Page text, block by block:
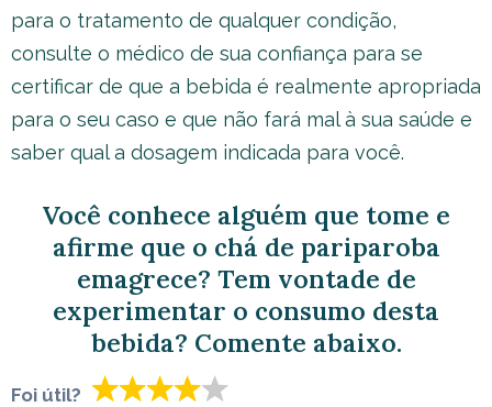
para o tratamento de qualquer condição,
consulte o médico de sua confiança para se
certificar de que a bebida é realmente apropriada
para o seu caso e que não fará mal à sua saúde e
saber qual a dosagem indicada para você.
Você conhece alguém que tome e
afirme que o chá de pariparoba
emagrece? Tem vontade de
experimentar o consumo desta
bebida? Comente abaixo.
Foi útil?